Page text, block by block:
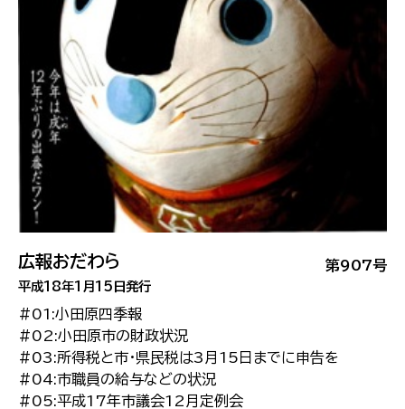
第907号
広報おだわら
平成18年1月15日発行
#01:小田原四季報
#02:小田原市の財政状況
#03:所得税と市・県民税は3月15日までに申告を
#04:市職員の給与などの状況
#05:平成17年市議会12月定例会